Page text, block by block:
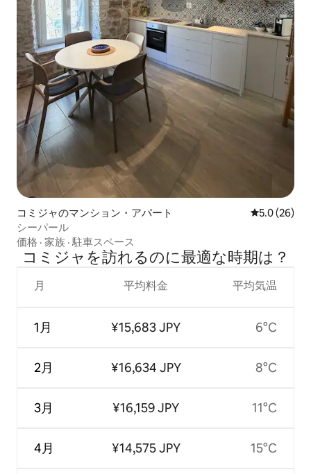
コミジャのマンション・アパート レビュー26
5.0 (26)
シーパール
価格 · 家族 ·駐車スペース
コミジャを訪⁠れ⁠るの⁠に最⁠適⁠な時⁠期⁠は⁠？
月
1月
2月
3月
4月
平均料金
¥15,683 JPY
¥16,634 JPY
¥16,159 JPY
¥14,575 JPY
平均気温
6°C
8°C
11°C
15°C